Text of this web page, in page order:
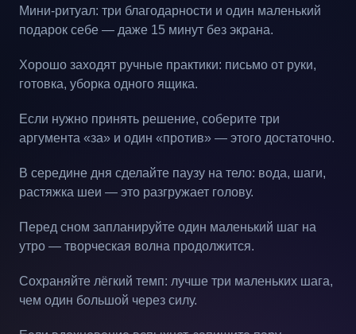
Мини-ритуал: три благодарности и один маленький
подарок себе — даже 15 минут без экрана.
Хорошо заходят ручные практики: письмо от руки,
готовка, уборка одного ящика.
Если нужно принять решение, соберите три
аргумента «за» и один «против» — этого достаточно.
В середине дня сделайте паузу на тело: вода, шаги,
растяжка шеи — это разгружает голову.
Перед сном запланируйте один маленький шаг на
утро — творческая волна продолжится.
Сохраняйте лёгкий темп: лучше три маленьких шага,
чем один большой через силу.